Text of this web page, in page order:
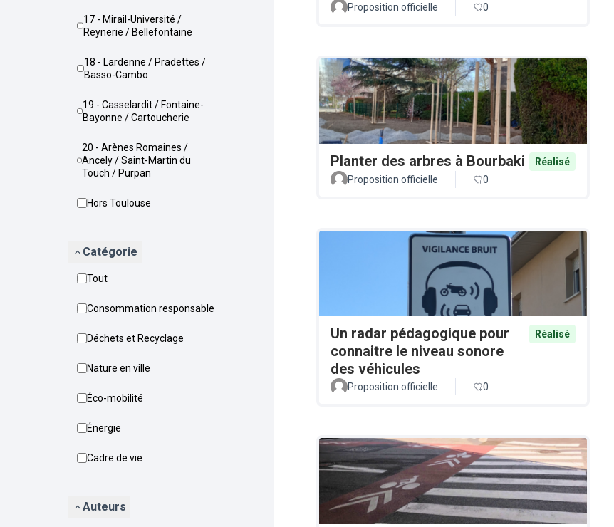
17 - Mirail-Université /
Reynerie / Bellefontaine
18 - Lardenne / Pradettes /
Basso-Cambo
19 - Casselardit / Fontaine-
Bayonne / Cartoucherie
20 - Arènes Romaines /
Ancely / Saint-Martin du
Touch / Purpan
Hors Toulouse
Catégorie
Tout
Consommation responsable
Déchets et Recyclage
Nature en ville
Éco-mobilité
Énergie
Cadre de vie
Auteurs
Proposition officielle 0
Planter des arbres à Bourbaki
Réalisé
Proposition officielle
0
Un radar pédagogique pour
connaitre le niveau sonore
des véhicules
Réalisé
Proposition officielle 0